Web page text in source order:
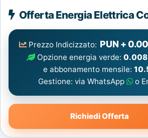
Energia
Elettrica
consigliata
Offerta Energia Elettrica
Prezzo Indicizzato: PUN +
Opzione energia verde:0.008
e abbonamento mensile:
Gestione: via WhatsApp
o
Richiedi Offerta